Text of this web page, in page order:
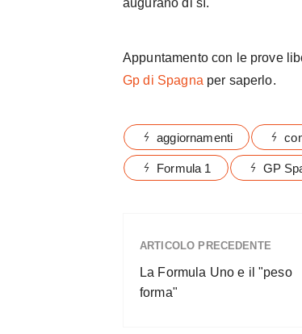
augurano di sì.
Appuntamento con le prove
Gp di Spagna per saperlo.
aggiornamenti
Formula 1 GP
ARTICOLO PRECEDENTE
La Formula Uno e il "peso
forma"